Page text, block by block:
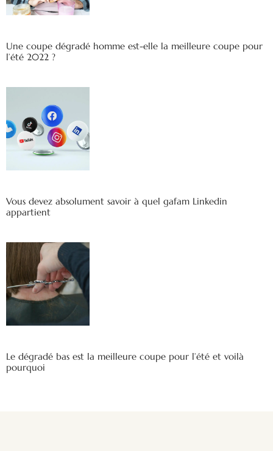
Une coupe dégradé homme est-elle la meilleure coupe pour
l’été 2022 ?
Vous devez absolument savoir à quel gafam Linkedin
appartient
Le dégradé bas est la meilleure coupe pour l’été et voilà
pourquoi